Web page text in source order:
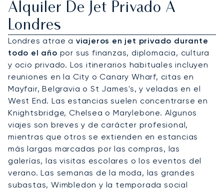
Alquiler De Jet Privado A
Londres
Londres atrae a viajeros en jet privado durante
todo el año por sus finanzas, diplomacia, cultura
y ocio privado. Los itinerarios habituales incluyen
reuniones en la City o Canary Wharf, citas en
Mayfair, Belgravia o St James's, y veladas en el
West End. Las estancias suelen concentrarse en
Knightsbridge, Chelsea o Marylebone. Algunos
viajes son breves y de carácter profesional,
mientras que otros se extienden en estancias
más largas marcadas por las compras, las
galerías, las visitas escolares o los eventos del
verano. Las semanas de la moda, las grandes
subastas, Wimbledon y la temporada social